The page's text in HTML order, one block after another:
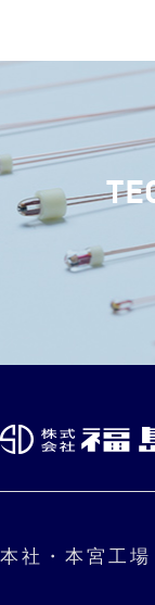
本社・本宮工場